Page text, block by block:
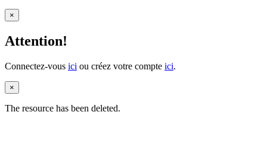
×
Attention!
Connectez-vous ici ou créez votre compte ici.
×
The resource has been deleted.